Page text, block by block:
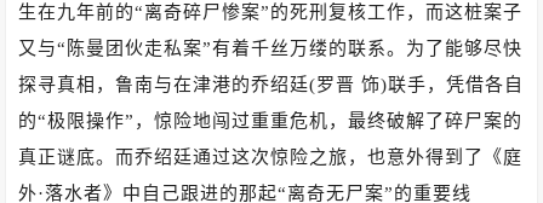
生在九年前的“离奇碎尸惨案”的死刑复核工作，而这桩案子
又与“陈曼团伙走私案”有着千丝万缕的联系。为了能够尽快
探寻真相，鲁南与在津港的乔绍廷(罗晋 饰)联手，凭借各自
的“极限操作”，惊险地闯过重重危机，最终破解了碎尸案的
真正谜底。而乔绍廷通过这次惊险之旅，也意外得到了《庭
外·落水者》中自己跟进的那起“离奇无尸案”的重要线